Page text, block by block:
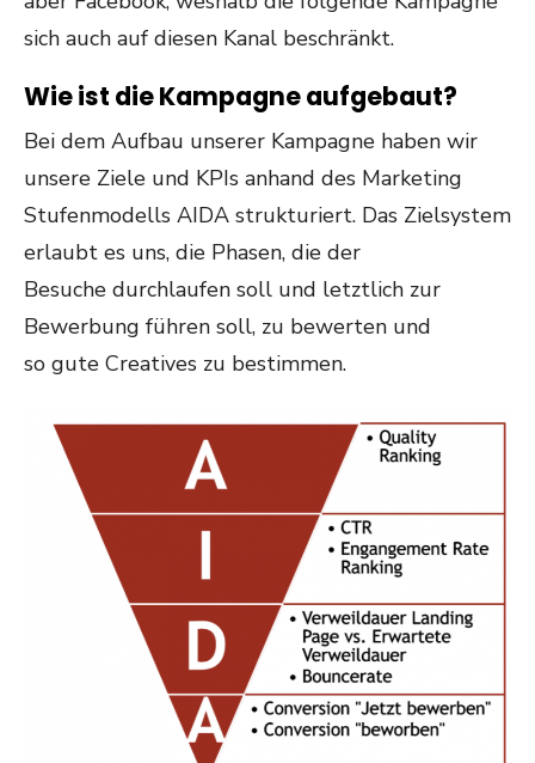
sich auch auf diesen Kanal beschränkt.
Wie ist die Kampagne aufgebaut?
Bei dem Aufbau unserer Kampagne haben wir
unsere Ziele und KPIs anhand des Marketing
Stufenmodells AIDA strukturiert. Das Zielsystem
erlaubt es uns, die Phasen, die der
Besuche durchlaufen soll und letztlich zur
Bewerbung führen soll, zu bewerten und
so gute Creatives zu bestimmen.